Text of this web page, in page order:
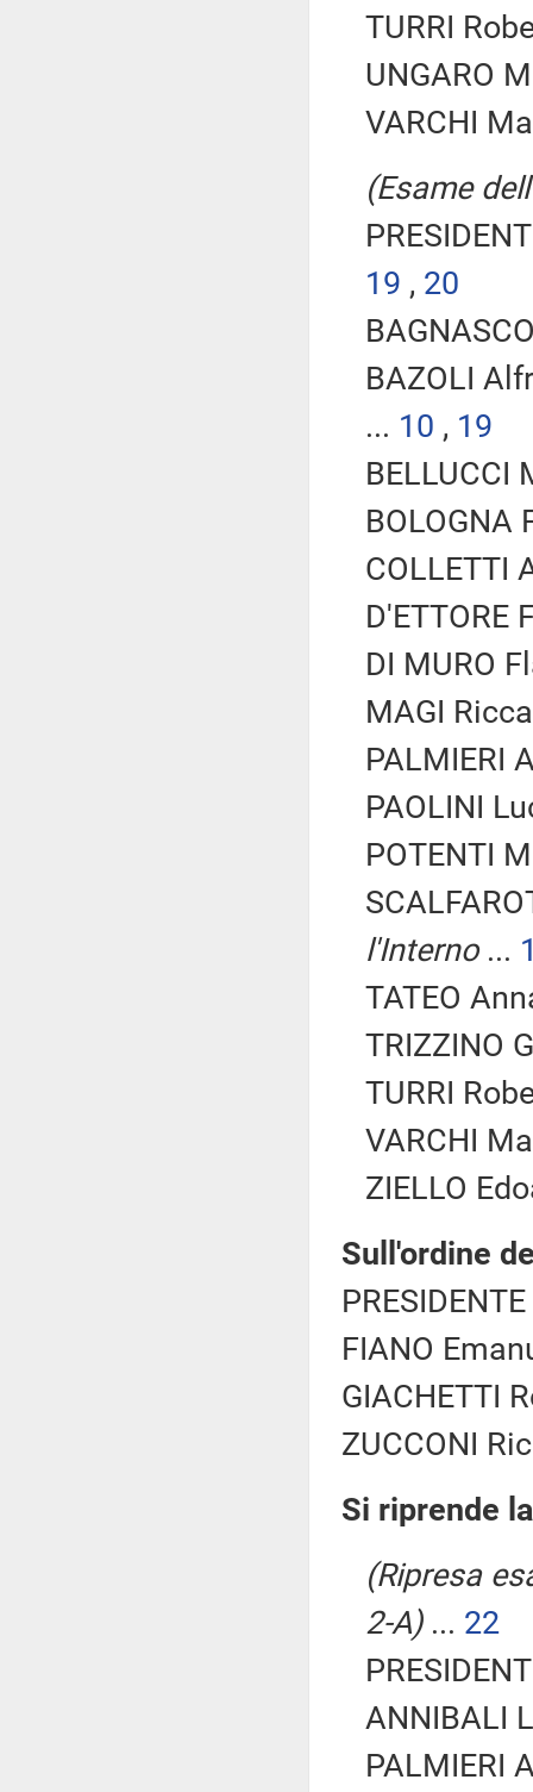
TURRI
UNGARO
VARCHI
(Esame
19 , 20
BAZOLI
... 10 , 19
BELLUCCI
BOLOGNA
COLLETTI
D'ETTORE
DI MURO
MAGI
PALMIERI
PAOLINI
POTENTI
l'Interno...
TATEO
TRIZZINO
TURRI
VARCHI
ZIELLO
Sull'ordine
FIANO
GIACHETTI
ZUCCONI
Si riprende
(Ripresa
2-A)... 22
ANNIBALI
PALMIERI